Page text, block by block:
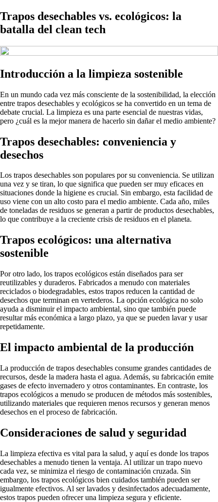
Trapos desechables vs. ecológicos: la
batalla del clean tech
Introducción a la limpieza sostenible
En un mundo cada vez más consciente de la sostenibilidad, la elección
entre trapos desechables y ecológicos se ha convertido en un tema de
debate crucial. La limpieza es una parte esencial de nuestras vidas,
pero ¿cuál es la mejor manera de hacerlo sin dañar el medio ambiente?
Trapos desechables: conveniencia y
desechos
Los trapos desechables son populares por su conveniencia. Se utilizan
una vez y se tiran, lo que significa que pueden ser muy eficaces en
situaciones donde la higiene es crucial. Sin embargo, esta facilidad de
uso viene con un alto costo para el medio ambiente. Cada año, miles
de toneladas de residuos se generan a partir de productos desechables,
lo que contribuye a la creciente crisis de residuos en el planeta.
Trapos ecológicos: una alternativa
sostenible
Por otro lado, los trapos ecológicos están diseñados para ser
reutilizables y duraderos. Fabricados a menudo con materiales
reciclados o biodegradables, estos trapos reducen la cantidad de
desechos que terminan en vertederos. La opción ecológica no solo
ayuda a disminuir el impacto ambiental, sino que también puede
resultar más económica a largo plazo, ya que se pueden lavar y usar
repetidamente.
El impacto ambiental de la producción
La producción de trapos desechables consume grandes cantidades de
recursos, desde la madera hasta el agua. Además, su fabricación emite
gases de efecto invernadero y otros contaminantes. En contraste, los
trapos ecológicos a menudo se producen de métodos más sostenibles,
utilizando materiales que requieren menos recursos y generan menos
desechos en el proceso de fabricación.
Consideraciones de salud y seguridad
La limpieza efectiva es vital para la salud, y aquí es donde los trapos
desechables a menudo tienen la ventaja. Al utilizar un trapo nuevo
cada vez, se minimiza el riesgo de contaminación cruzada. Sin
embargo, los trapos ecológicos bien cuidados también pueden ser
igualmente efectivos. Al ser lavados y desinfectados adecuadamente,
estos trapos pueden ofrecer una limpieza segura y eficiente.